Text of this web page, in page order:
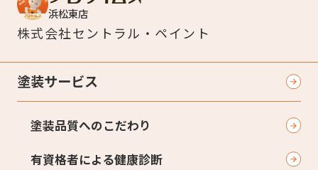
浜松東店
株式会社セントラル・ペイント
塗装サービス
塗装品質へのこだわり
有資格者による健康診断